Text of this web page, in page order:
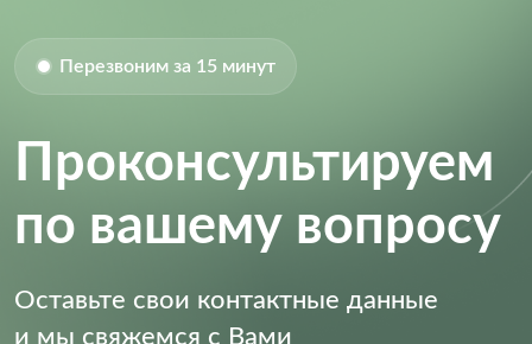
Перезвоним за 15 минут
Проконсультируем
по вашему вопросу
Оставьте свои контактные данные
и мы свяжемся с Вами